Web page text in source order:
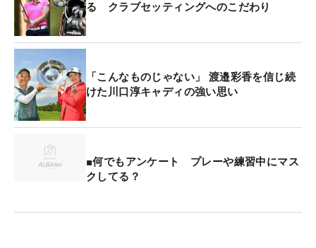
る クラブセッティングへのこだわり
「こんなものじゃない」 渡邉彩香を信じ続
けた川口淳キャディの強い思い
■何でもアンケート プレーや練習中にマス
クしてる？